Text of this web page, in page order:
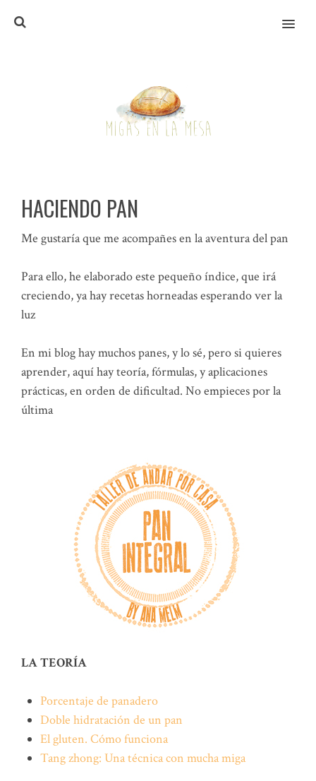
MENU
HACIENDO PAN
Me gustaría que me acompañes en la aventura del pan
Para ello, he elaborado este pequeño índice, que irá
creciendo, ya hay recetas horneadas esperando ver la
luz
En mi blog hay muchos panes, y lo sé, pero si quieres
aprender, aquí hay teoría, fórmulas, y aplicaciones
prácticas, en orden de dificultad. No empieces por la
última
LA TEORÍA
Porcentaje de panadero
Doble hidratación de un pan
El gluten. Cómo funciona
Tang zhong: Una técnica con mucha miga